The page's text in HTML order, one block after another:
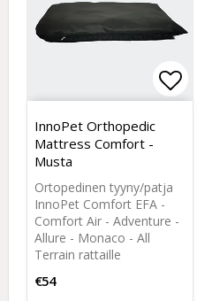
InnoPet Orthopedic
Mattress Comfort -
Musta
Ortopedinen tyyny/patja
InnoPet Comfort EFA -
Comfort Air - Adventure -
Allure - Monaco - All
Terrain rattaille
€54